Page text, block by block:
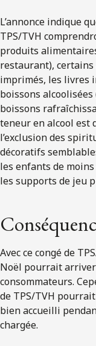
L’annonce indique
TPS/TVH
produits
restaurant),
imprimés, les livres
boissons
boissons
teneur en alcool est
l’exclusion des
décoratifs
les enfants de
les supports de jeu
Avec ce congé de
Noël pourrait
consommateurs.
de TPS/TVH
bien accueilli
chargée.